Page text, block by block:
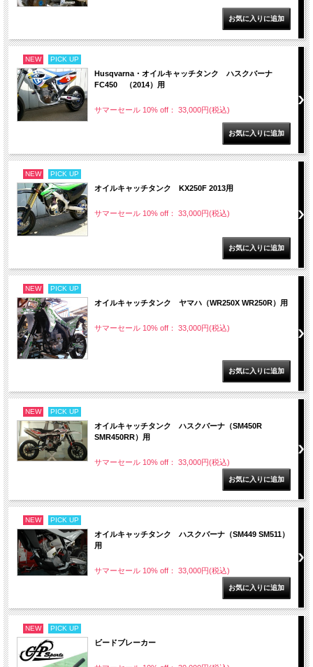
NEW PICK UP
Husqvarna・オイルキャッチタンク ハスクバーナ
FC450 （2014）用
サマーセール 10% off： 33,000円(税込)
NEW PICK UP
オイルキャッチタンク KX250F 2013用
サマーセール 10% off： 33,000円(税込)
NEW PICK UP
オイルキャッチタンク ヤマハ（WR250X WR250R）用
サマーセール 10% off： 33,000円(税込)
NEW PICK UP
オイルキャッチタンク ハスクバーナ（SM450R
SMR450RR）用
サマーセール 10% off： 33,000円(税込)
NEW PICK UP
オイルキャッチタンク ハスクバーナ（SM449 SM511）
用
サマーセール 10% off： 33,000円(税込)
NEW PICK UP
ビードブレーカー